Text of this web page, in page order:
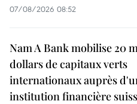
07/08/2026 08:52
Nam A Bank mobilise 20
dollars de capitaux verts
internationaux auprès
institution financière